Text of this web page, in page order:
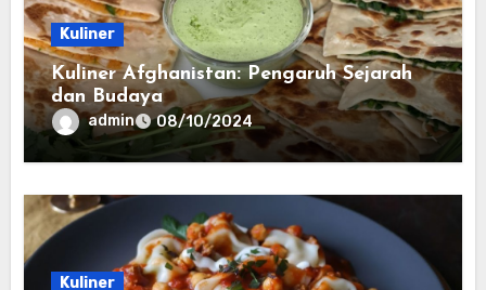
Kuliner
Kuliner Afghanistan: Pengaruh Sejarah
dan Budaya
admin 08/10/2024
Kuliner